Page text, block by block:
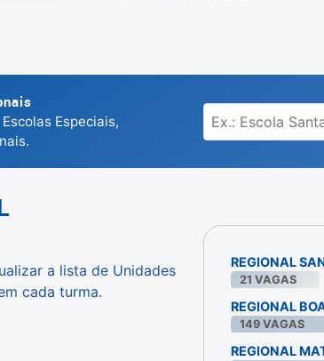
Especiais,
a lista de Unidades
cada turma.
REGIONAL
21 VAGAS
REGIONAL
149 VAGAS
REGIONAL